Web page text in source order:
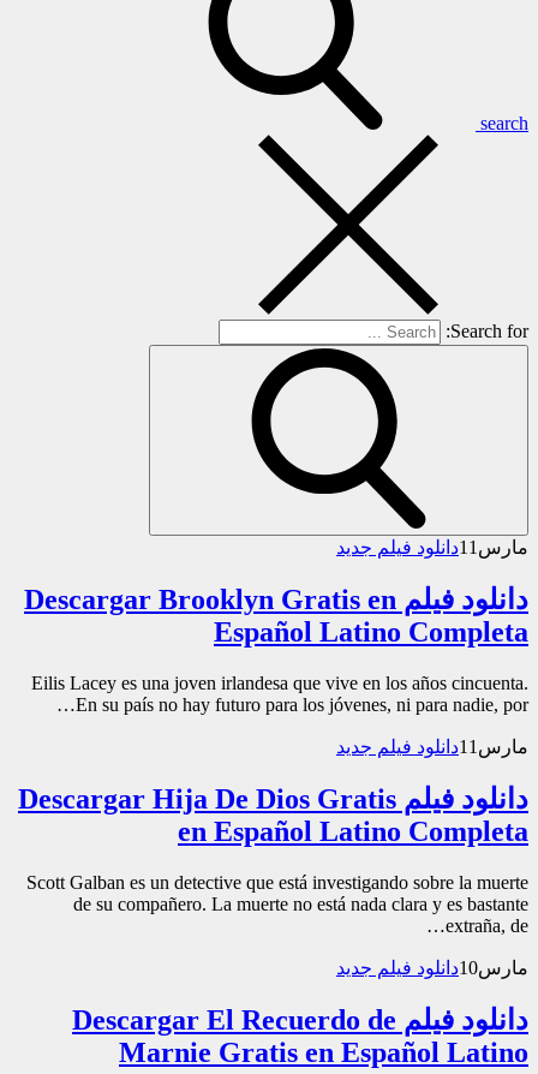
search
Search for:
مارس 11دانلود فیلم جدید
دانلود فیلم Descargar Brooklyn Gratis en
Español Latino Completa
Eilis Lacey es una joven irlandesa que vive en los años cincuenta.
En su país no hay futuro para los jóvenes, ni para nadie, por…
مارس 11دانلود فیلم جدید
دانلود فیلم Descargar Hija De Dios Gratis
en Español Latino Completa
Scott Galban es un detective que está investigando sobre la muerte
de su compañero. La muerte no está nada clara y es bastante
extraña, de…
مارس10دانلود فیلم جدید
دانلود فیلم Descargar El Recuerdo de
Marnie Gratis en Español Latino